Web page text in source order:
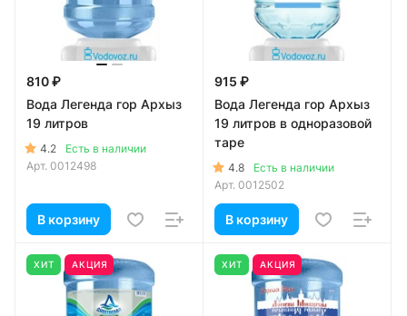
810 ₽
Вода Легенда гор Архыз
19 литров
4.2
Есть в наличии
Арт. 0012498
В корзину
915 ₽
Вода Легенда гор Архыз
19 литров в одноразовой
таре
4.8
Есть в наличии
Арт. 0012502
В корзину
ХИТ АКЦИЯ ХИТ АКЦИЯ